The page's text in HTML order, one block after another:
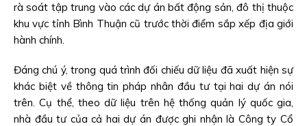
rà soát tập trung vào các dự án bất động sản, đô thị thuộc
khu vực tỉnh Bình Thuận cũ trước thời điểm sắp xếp địa giới
hành chính.
Đáng chú ý, trong quá trình đối chiếu dữ liệu đã xuất hiện sự
khác biệt về thông tin pháp nhân đầu tư tại hai dự án nói
trên. Cụ thể, theo dữ liệu trên hệ thống quản lý quốc gia,
nhà đầu tư của cả hai dự án được ghi nhận là Công ty Cổ